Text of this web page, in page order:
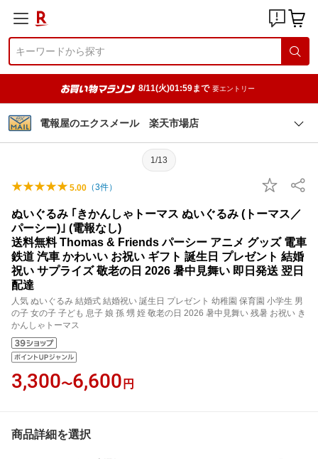
8/11(火)01:59まで 要エントリー
電報屋のエクスメール 楽天市場店
1/13
5.00 （3件）
ぬいぐるみ ｢きかんしゃトーマス ぬいぐるみ (トーマス／
パーシー)｣ (電報なし)
送料無料 Thomas & Friends パーシー アニメ グッズ 電車
鉄道 汽車 かわいい お祝い ギフト 誕生日 プレゼント 結婚
祝い サプライズ 敬老の日 2026 暑中見舞い 即日発送 翌日
配達
人気 ぬいぐるみ 結婚式 結婚祝い 誕生日 プレゼント 幼稚園 保育園 小学生 男
の子 女の子 子ども 息子 娘 孫 甥 姪 敬老の日 2026 暑中見舞い 残暑 お祝い き
かんしゃトーマス
3,300〜6,600 円
商品詳細を選択